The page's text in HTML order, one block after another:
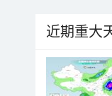
近期重大